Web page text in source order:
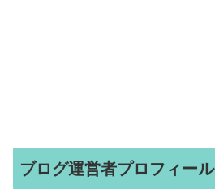
ブログ運営者プロフィール